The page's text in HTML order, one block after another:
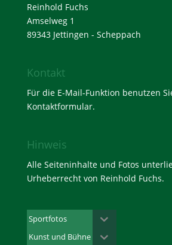
Reinhold Fuchs
Amselweg 1
89343 Jettingen - Scheppach
Kontakt
Für die E-Mail-Funktion benutzen
Kontaktformular.
Hinweis
Alle Seiteninhalte und Fotos
Urheberrecht von Reinhold Fuchs.
Sportfotos
Kunst und Bühne